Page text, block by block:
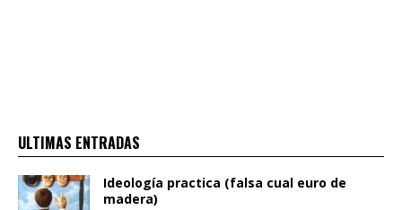
ULTIMAS ENTRADAS
Ideología practica (falsa cual euro de
madera)